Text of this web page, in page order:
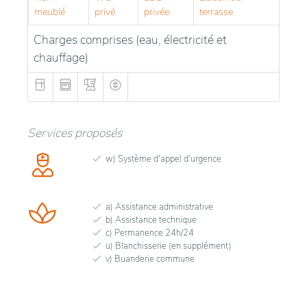
meublé
privé
privée
terrasse
Charges comprises (eau, électricité et
chauffage)
Services proposés
w) Système d'appel d'urgence
a) Assistance administrative
b) Assistance technique
c) Permanence 24h/24
u) Blanchisserie (en supplément)
v) Buanderie commune